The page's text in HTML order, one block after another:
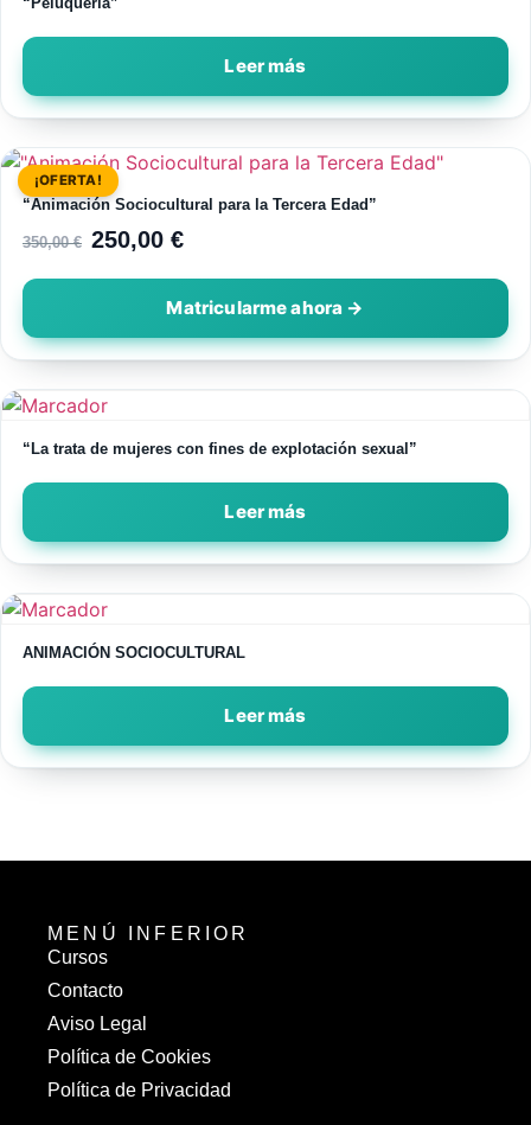
Leer más
¡OFERTA!
“Animación Sociocultural para la Tercera Edad”
350,00€ 250,00 €
“La trata de mujeres con fines de explotación sexual”
Leer más
ANIMACIÓN SOCIOCULTURAL
Leer más
MENÚ INFERIOR
Cursos
Contacto
Aviso Legal
Política de Cookies
Política de Privacidad